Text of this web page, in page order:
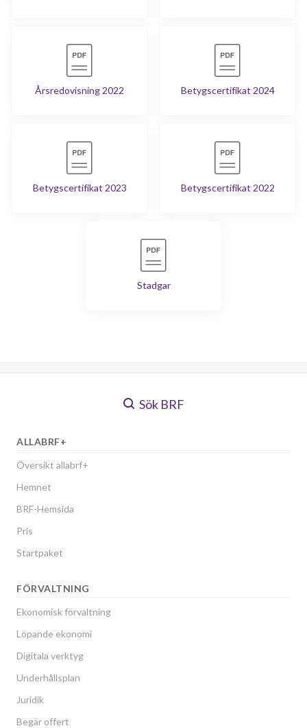
Årsredovisning 2022 Betygscertifikat 2024
Betygscertifikat 2023 Betygscertifikat 2022
Stadgar
Sök BRF
ALLABRF+
Översikt allabrf+
Hemnet
BRF-Hemsida
Pris
Startpaket
FÖRVALTNING
Ekonomisk förvaltning
Löpande ekonomi
Digitala verktyg
Underhållsplan
Juridik
Begär offert